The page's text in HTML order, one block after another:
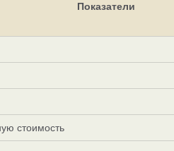
Показатели
стоимость